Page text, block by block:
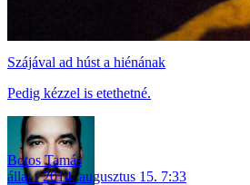
Szájával ad húst a hiénának
Pedig kézzel is etethetné.
Botos Tamás
állat
2014. augusztus 15. 7:33